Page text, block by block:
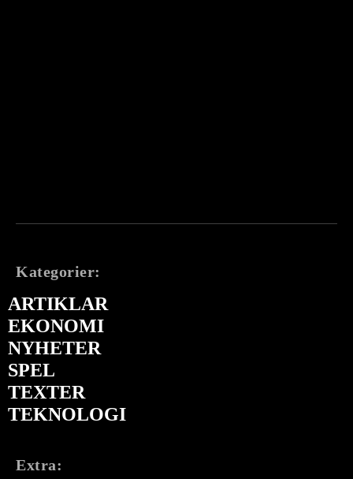
Kategorier:
ARTIKLAR
EKONOMI
NYHETER
SPEL
TEXTER
TEKNOLOGI
Extra: